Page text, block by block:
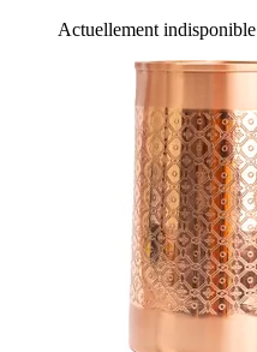
Actuellement indisponible